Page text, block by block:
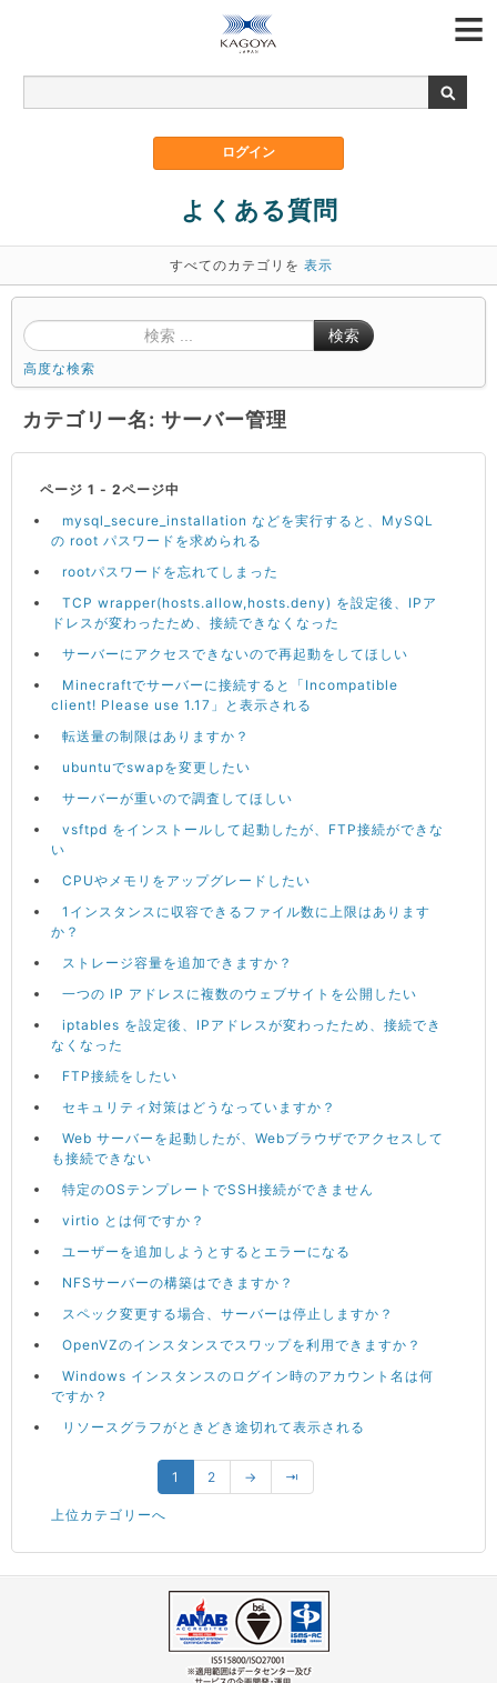
よくある質問
すべてのカテゴリを 表示
検索
高度な検索
カテゴリー名: サーバー管理
ページ 1 - 2ページ中
mysql_secure_installation などを実行すると、MySQL
の root パスワードを求められる
rootパスワードを忘れてしまった
TCP wrapper(hosts.allow,hosts.deny) を設定後、IPア
ドレスが変わったため、接続できなくなった
サーバーにアクセスできないので再起動をしてほしい
Minecraftでサーバーに接続すると「Incompatible
client! Please use 1.17」と表示される
転送量の制限はありますか？
ubuntuでswapを変更したい
サーバーが重いので調査してほしい
vsftpd をインストールして起動したが、FTP接続ができな
い
CPUやメモリをアップグレードしたい
1インスタンスに収容できるファイル数に上限はあります
か？
ストレージ容量を追加できますか？
一つの IP アドレスに複数のウェブサイトを公開したい
iptables を設定後、IPアドレスが変わったため、接続でき
なくなった
FTP接続をしたい
セキュリティ対策はどうなっていますか？
Web サーバーを起動したが、Webブラウザでアクセスして
も接続できない
特定のOSテンプレートでSSH接続ができません
virtio とは何ですか？
ユーザーを追加しようとするとエラーになる
NFSサーバーの構築はできますか？
スペック変更する場合、サーバーは停止しますか？
OpenVZのインスタンスでスワップを利用できますか？
Windows インスタンスのログイン時のアカウント名は何
ですか？
リソースグラフがときどき途切れて表示される
1 2 → ⇥
上位カテゴリーへ